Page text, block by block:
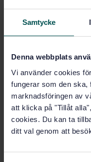
Samtycke
Denna webbplats
Vi använder cookies
fungerar som den
marknadsföringen av
att klicka på "Tillåt
cookies. Du kan ta
ditt val genom att
Nästa steg är en
att motsvara svensk
projekt.
– På sikt behöver vi
svenska begreppen,